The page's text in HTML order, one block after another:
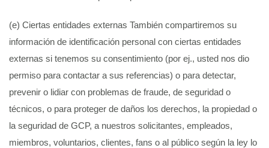
(e) Ciertas entidades externas También compartiremos su
información de identificación personal con ciertas entidades
externas si tenemos su consentimiento (por ej., usted nos dio
permiso para contactar a sus referencias) o para detectar,
prevenir o lidiar con problemas de fraude, de seguridad o
técnicos, o para proteger de daños los derechos, la propiedad o
la seguridad de GCP, a nuestros solicitantes, empleados,
miembros, voluntarios, clientes, fans o al público según la ley lo